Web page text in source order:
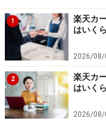
1
楽天カ
はいく
2026/08/
2
楽天カ
はいく
2026/08/